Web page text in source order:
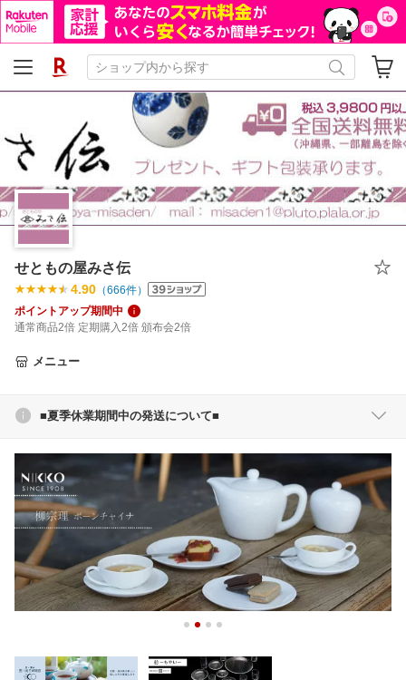
せともの屋みさ伝
4.90 （666件）
ポイントアップ期間中
通常商品2倍 定期購入2倍 頒布会2倍
メニュー
■夏季休業期間中の発送について■